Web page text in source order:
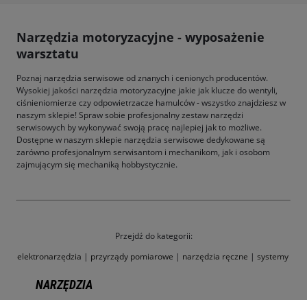
Narzędzia motoryzacyjne - wyposażenie
warsztatu
Poznaj narzędzia serwisowe od znanych i cenionych producentów.
Wysokiej jakości narzędzia motoryzacyjne jakie jak klucze do wentyli,
ciśnieniomierze czy odpowietrzacze hamulców - wszystko znajdziesz w
naszym sklepie! Spraw sobie profesjonalny zestaw narzędzi
serwisowych by wykonywać swoją pracę najlepiej jak to możliwe.
Dostępne w naszym sklepie narzędzia serwisowe dedykowane są
zarówno profesjonalnym serwisantom i mechanikom, jak i osobom
zajmującym się mechaniką hobbystycznie.
Przejdź do kategorii:
elektronarzędzia | przyrządy pomiarowe | narzędzia ręczne | systemy
NARZĘDZIA